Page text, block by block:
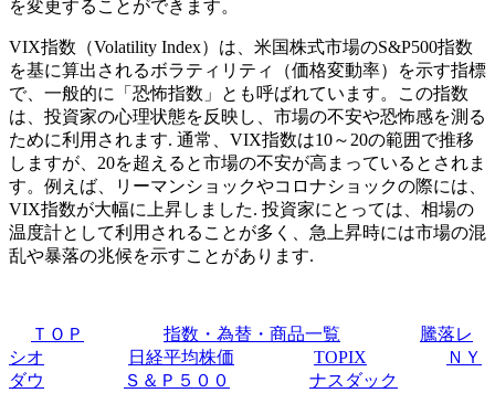
を変更することができます。
VIX指数（Volatility Index）は、米国株式市場のS&P500指数
を基に算出されるボラティリティ（価格変動率）を示す指標
で、一般的に「恐怖指数」とも呼ばれています。この指数
は、投資家の心理状態を反映し、市場の不安や恐怖感を測る
ために利用されます. 通常、VIX指数は10～20の範囲で推移
しますが、20を超えると市場の不安が高まっているとされま
す。例えば、リーマンショックやコロナショックの際には、
VIX指数が大幅に上昇しました. 投資家にとっては、相場の
温度計として利用されることが多く、急上昇時には市場の混
乱や暴落の兆候を示すことがあります.
ＴＯＰ 指数・為替・商品一覧
騰落レ
シオ
日経平均株価 TOPIX
ＮＹ
ダウ
Ｓ＆Ｐ５００
ナスダック